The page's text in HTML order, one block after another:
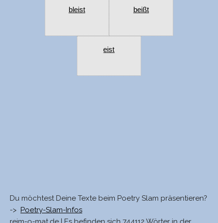
bleist beißt
eist
Du möchtest Deine Texte beim Poetry Slam präsentieren?
-> Poetry-Slam-Infos